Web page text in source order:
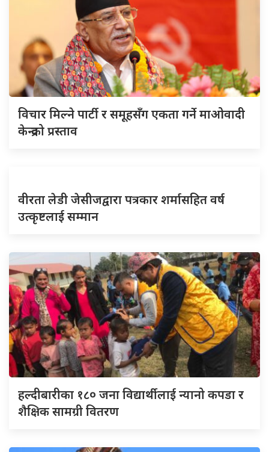
विचार मिल्ने पार्टी र समूहसँग एकता गर्ने माओवादी
केन्द्रको प्रस्ताव
वीरता लेडी जेसीजद्वारा पत्रकार शर्मासहित वर्ष
उत्कृष्टलाई सम्मान
हल्दीबारीका १८० जना विद्यार्थीलाई न्यानो कपडा र
शैक्षिक सामग्री वितरण